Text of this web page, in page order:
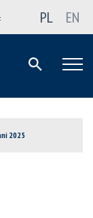
PL EN
2025